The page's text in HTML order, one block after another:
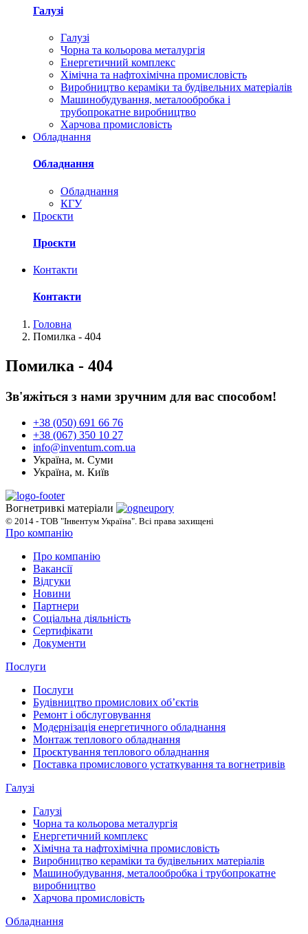
Галузі
Галузі
Чорна та кольорова металургія
Енергетичний комплекс
Хімічна та нафтохімічна промисловість
Виробництво кераміки та будівельних матеріалів
Машинобудування, металообробка і
трубопрокатне виробництво
Харчова промисловість
Обладнання
Обладнання
Обладнання
КГУ
Проєкти
Проєкти
Контакти
Контакти
Головна
Помилка - 404
Помилка - 404
Зв'яжіться з нами зручним для вас способом!
+38 (050) 691 66 76
+38 (067) 350 10 27
info@inventum.com.ua
Україна, м. Суми
Україна, м. Київ
Вогнетривкі матеріали
© 2014 - ТОВ "Інвентум Україна". Всі права захищені
Про компанію
Про компанію
Вакансії
Відгуки
Новини
Партнери
Соціальна діяльність
Сертифікати
Документи
Послуги
Послуги
Будівництво промислових обʼєктів
Ремонт і обслуговування
Модернізація енергетичного обладнання
Монтаж теплового обладнання
Проєктування теплового обладнання
Поставка промислового устаткування та вогнетривів
Галузі
Галузі
Чорна та кольорова металургія
Енергетичний комплекс
Хімічна та нафтохімічна промисловість
Виробництво кераміки та будівельних матеріалів
Машинобудування, металообробка і трубопрокатне
виробництво
Харчова промисловість
Обладнання